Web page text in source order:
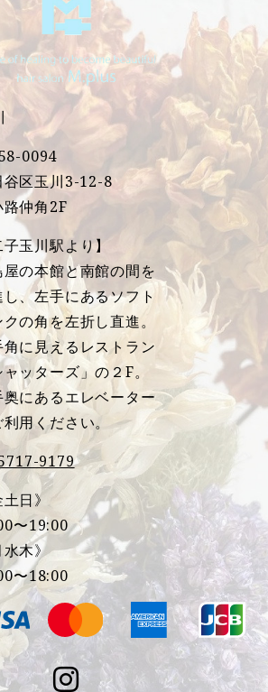
0094
谷区玉川3-12-8
路仲角2F
子玉川駅より】
屋の本館と南館の間を
し、左手にあるソフト
の角を左折し直進。
角に見えるレストラン
ッターズ」の２F。
奥にあるエレベーター
用ください。
9179
土日》
〜19:00
水木》
〜18:00